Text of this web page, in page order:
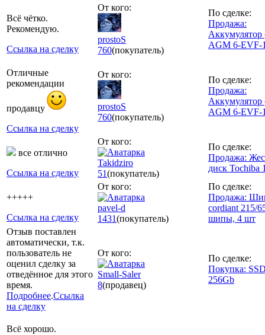
Всё чётко.
Рекомендую.
Ссылка на сделку
От кого:
prostoS
760(покупатель)
По сделке:
Продажа:
Аккумулятор
AGM 6-EVF-
Отличные
рекомендации
продавцу
Ссылка на сделку
От кого:
prostoS
760(покупатель)
По сделке:
Продажа:
Аккумулятор
AGM 6-EVF-
все отлично
Ссылка на сделку
От кого:
Takidziro
51(покупатель)
По сделке:
Продажа:
диск Tochiba
+++++
Ссылка на сделку
От кого:
pavel-d
1431(покупатель)
По сделке:
Продажа:
cordiant 215/
шипы, 4 шт
Отзыв поставлен
автоматически, т.к.
пользователь не
оценил сделку за
отведённое для этого
время.
Подробнее.Ссылка
на сделку
От кого:
Small-Saler
8(продавец)
По сделке:
Покупка:
256Gb
Всё хорошо.